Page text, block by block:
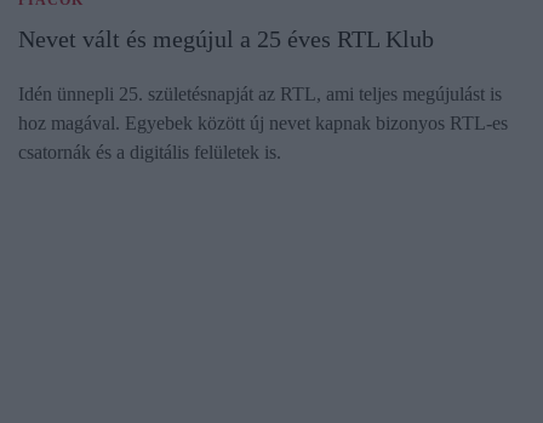
Nevet vált és megújul a 25 éves RTL Klub
Idén ünnepli 25. születésnapját az RTL, ami teljes megújulást is
hoz magával. Egyebek között új nevet kapnak bizonyos RTL-es
csatornák és a digitális felületek is.